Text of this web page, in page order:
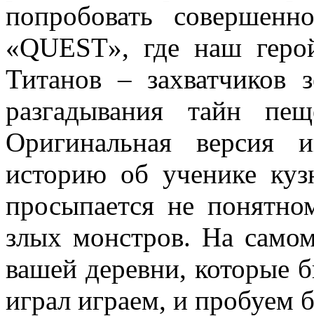
попробовать
«QUEST», где наш
Титанов – захватчиков
разгадывания тайн
Оригинальная версия
историю об ученике
просыпается не
злых монстров. На
вашей деревни, которые
играл играем, и пробуем